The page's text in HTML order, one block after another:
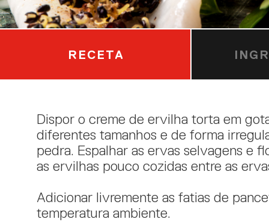
RECETA
Dispor o creme de ervilha torta em
diferentes tamanhos e de forma
pedra. Espalhar as ervas selvagens e
as ervilhas pouco cozidas entre as
Adicionar livremente as fatias de
temperatura ambiente.